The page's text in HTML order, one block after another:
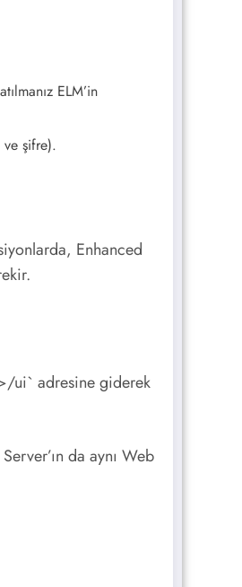
ELM’in
ve şifre).
Enhanced
ui` adresine giderek
da aynı Web